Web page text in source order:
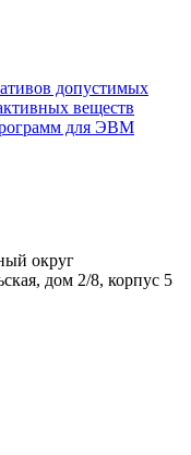
допустимых
веществ
для ЭВМ
округ
дом 2/8, корпус 5